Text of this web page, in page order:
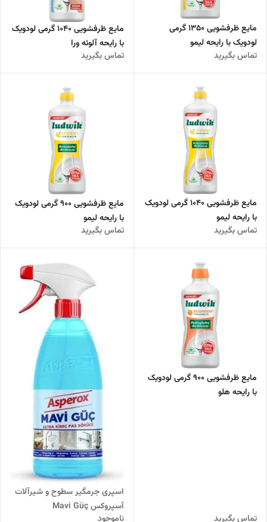
مایع ظرفشویی 1350 گرمی
لودویک با رایحه لیمو
تماس بگیرید
مایع ظرفشویی 1040 گرمی لودویک
با رایحه آلوئه ورا
تماس بگیرید
مایع ظرفشویی 1040 گرمی لودویک
با رایحه لیمو
تماس بگیرید
مایع ظرفشویی 900 گرمی لودویک
با رایحه لیمو
تماس بگیرید
مایع ظرفشویی 900 گرمی لودویک
با رایحه هلو
تماس بگیرید
اسپری جرمگیر سطوح و شیرآلات
آسپروکس Mavi Güç
ناموجود